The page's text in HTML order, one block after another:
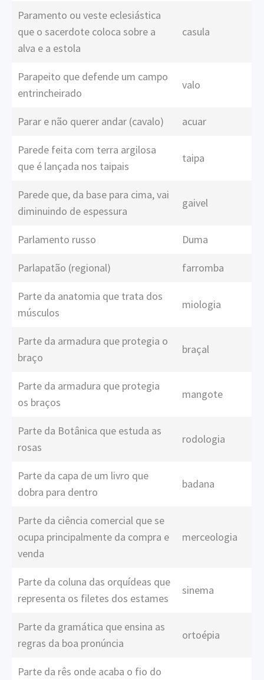
Paramento ou veste eclesiástica
que o sacerdote coloca sobre a
alva e a estola
casula
Parapeito que defende um campo
entrincheirado
valo
Parar e não querer andar (cavalo) acuar
Parede feita com terra argilosa
que é lançada nos taipais
taipa
Parede que, da base para cima, vai
diminuindo de espessura
gaivel
Parlamento russo Duma
Parlapatão (regional) farromba
Parte da anatomia que trata dos
músculos
miologia
Parte da armadura que protegia o
braço
braçal
Parte da armadura que protegia
os braços
mangote
Parte da Botânica que estuda as
rosas
rodologia
Parte da capa de um livro que
dobra para dentro
badana
Parte da ciência comercial que se
ocupa principalmente da compra e
venda
merceologia
Parte da coluna das orquídeas que
representa os filetes dos estames
sinema
Parte da gramática que ensina as
regras da boa pronúncia
ortoépia
Parte da rês onde acaba o fio do